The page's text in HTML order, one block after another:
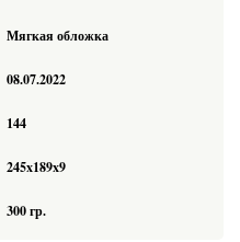
Мягкая обложка
08.07.2022
144
245x189x9
300 гр.